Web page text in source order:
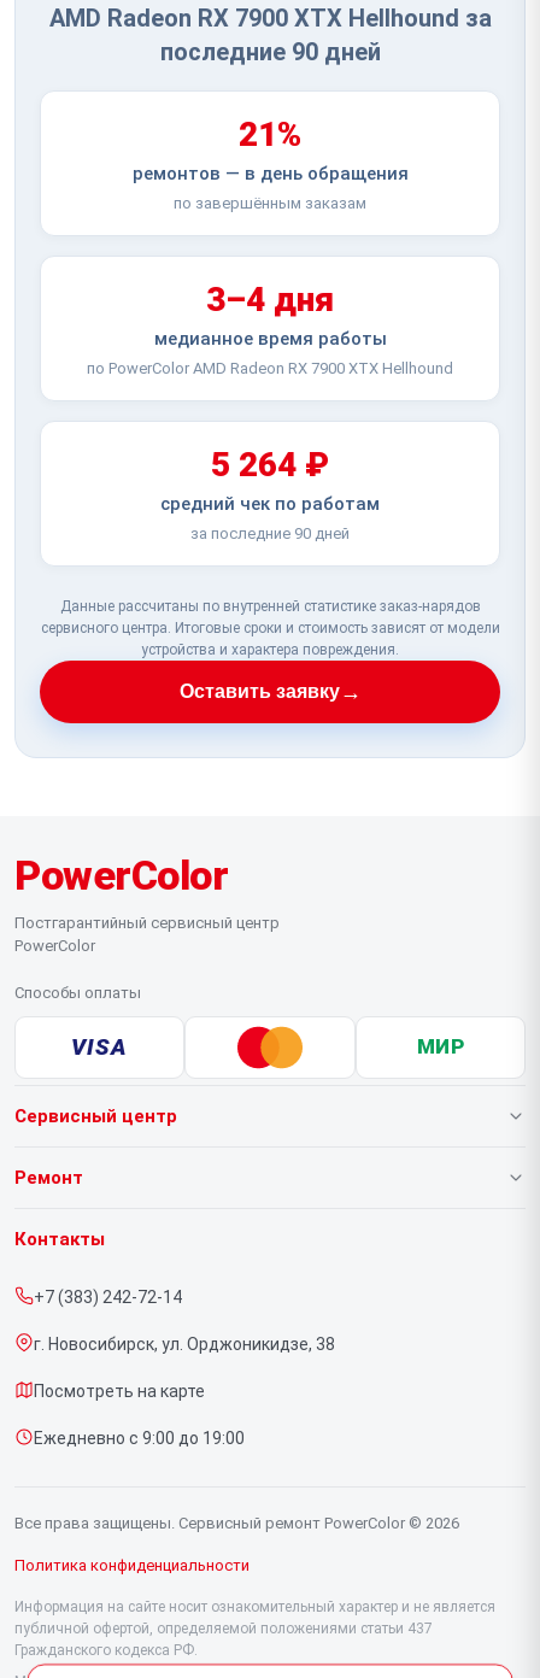
AMD Radeon RX 7900 XTX Hellhound за
последние 90 дней
21%
ремонтов — в день обращения
по завершённым заказам
3–4 дня
медианное время работы
по PowerColor AMD Radeon RX 7900 XTX Hellhound
5 264 ₽
средний чек по работам
за последние 90 дней
Данные рассчитаны по внутренней статистике заказ-нарядов
сервисного центра. Итоговые сроки и стоимость зависят от модели
устройства и характера повреждения.
Оставить заявку→
PowerColor
Постгарантийный сервисный центр
PowerColor
Способы оплаты
VISA МИР
Сервисный центр
О нашем сервисе
Срочный ремонт
Доставка и способы оплаты
Диагностика
Контакты
Ремонт
Видеокарт
Контакты
+7 (383) 242-72-14
г. Новосибирск, ул. Орджоникидзе, 38
Посмотреть на карте
Ежедневно с 9:00 до 19:00
Все права защищены. Сервисный ремонт PowerColor © 2026
Политика конфиденциальности
Информация на сайте носит ознакомительный характер и не является
публичной офертой, определяемой положениями статьи 437
Гражданского кодекса РФ.